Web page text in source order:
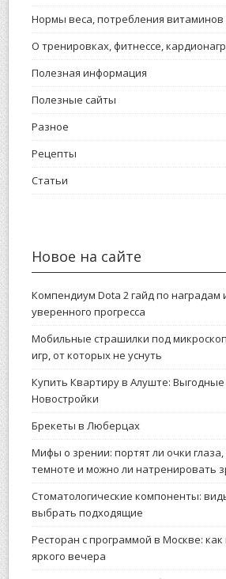
Нормы веса, потребления витаминов
О тренировках, фитнессе,
Полезная информация
Полезные сайты
Разное
Рецепты
Статьи
Новое на сайте
Компендиум Dota 2 гайд по наградам
уверенного прогресса
Мобильные страшилки под
игр, от которых не уснуть
Купить Квартиру в Алуште: Выгодные
Новостройки
Брекеты в Люберцах
Мифы о зрении: портят ли очки
темноте и можно ли натренировать
Стоматологические компоненты:
выбрать подходящие
Ресторан с программой в Москве:
яркого вечера